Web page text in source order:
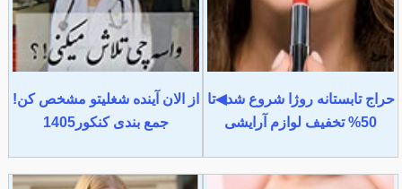
حراج تابستانه روژا شروع شد◀تا
50% تخفیف لوازم آرایشی
از الان آینده شغلیتو مشخص کن!
جمع بندی کنکور1405